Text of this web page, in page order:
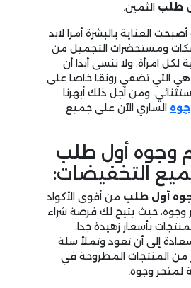
طلب الثمين.
العناية بالبشرة أمرا لابد
ومستحضرات التجميل من
لكل امرأة، ولا ننسى أبدا أن
هي التي تضفي رونقا خاصا على
ومن أجل ذلك أبهرنا
الساري الآن على جميع
وجوه أول طلب
التخفيضات:
أول طلب من أقوى الأكواد
وجوه، حيث يتيح لك فرصة شراء
بأسعار زهيدة جدا،
إلى أن تعود وتملأ سلة
من المنتجات المطروحة في
لمتجر وجوه.